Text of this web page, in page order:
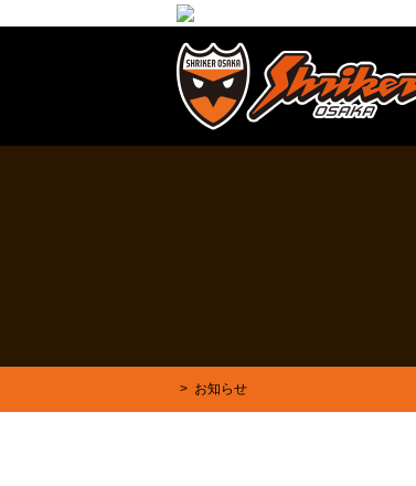
> お知らせ